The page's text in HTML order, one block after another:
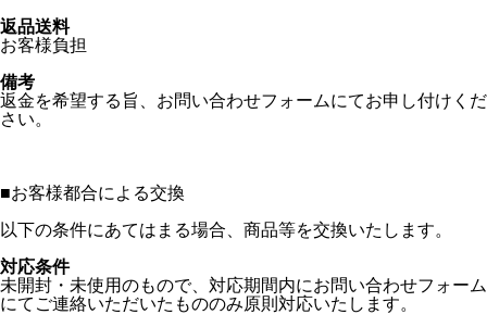
返品送料
お客様負担
備考
返金を希望する旨、お問い合わせフォームにてお申し付けくだ
さい。
■お客様都合による交換
以下の条件にあてはまる場合、商品等を交換いたします。
対応条件
未開封・未使用のもので、対応期間内にお問い合わせフォーム
にてご連絡いただいたもののみ原則対応いたします。